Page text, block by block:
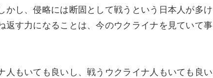
かし、侵略には断固として戦うという日本人が多け
返す力になることは、今のウクライナを見ていて事
もいても良いし、戦うウクライナ人もいても良い